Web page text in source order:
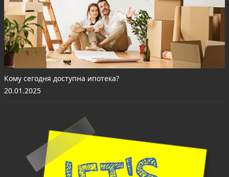
Кому сегодня доступна ипотека?
20.01.2025